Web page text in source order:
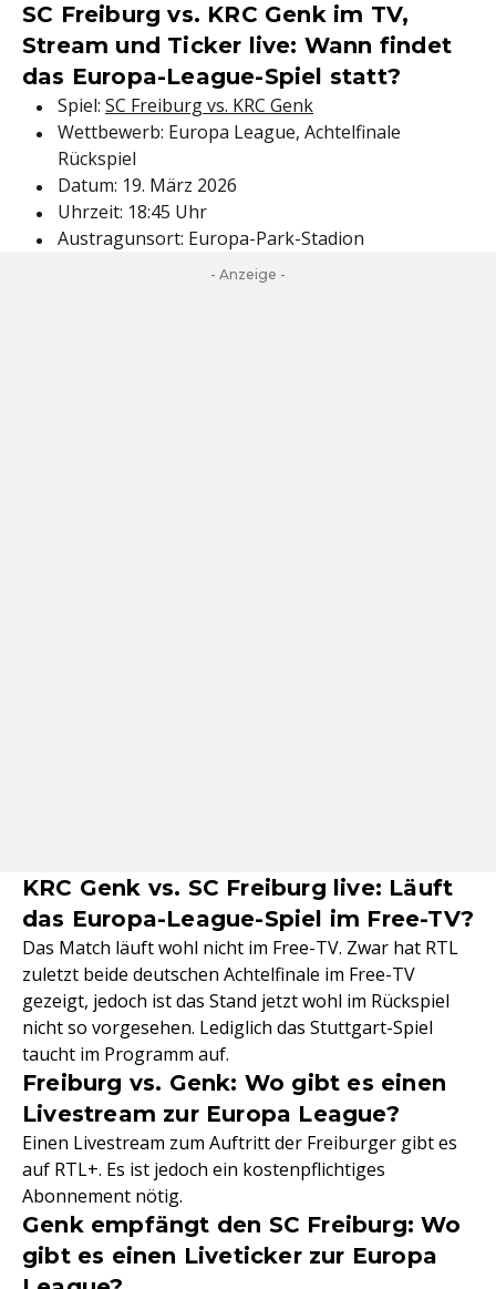
SC Freiburg vs. KRC Genk im TV,
Stream und Ticker live: Wann findet
das Europa-League-Spiel statt?
Spiel: SC Freiburg vs. KRC Genk
Wettbewerb: Europa League, Achtelfinale
Rückspiel
Datum: 19. März 2026
Uhrzeit: 18:45 Uhr
Austragunsort: Europa-Park-Stadion
- Anzeige -
KRC Genk vs. SC Freiburg live: Läuft
das Europa-League-Spiel im Free-TV?
Das Match läuft wohl nicht im Free-TV. Zwar hat RTL
zuletzt beide deutschen Achtelfinale im Free-TV
gezeigt, jedoch ist das Stand jetzt wohl im Rückspiel
nicht so vorgesehen. Lediglich das Stuttgart-Spiel
taucht im Programm auf.
Freiburg vs. Genk: Wo gibt es einen
Livestream zur Europa League?
Einen Livestream zum Auftritt der Freiburger gibt es
auf RTL+. Es ist jedoch ein kostenpflichtiges
Abonnement nötig.
Genk empfängt den SC Freiburg: Wo
gibt es einen Liveticker zur Europa